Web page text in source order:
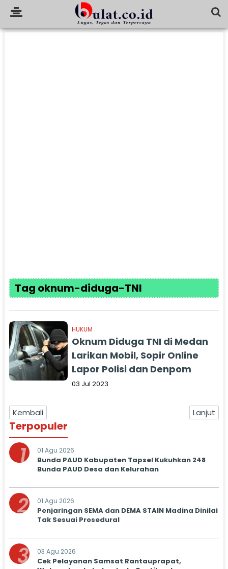
Tag oknum-diduga-TNI
HUKUM
Oknum Diduga TNI di Medan
Larikan Mobil, Sopir Online
Lapor Polisi dan Denpom
03 Jul 2023
Kembali Lanjut
Terpopuler
1 01 Agu 2026
Bunda PAUD Kabupaten Tapsel Kukuhkan 248
Bunda PAUD Desa dan Kelurahan
2 01 Agu 2026
Penjaringan SEMA dan DEMA STAIN Madina Dinilai
Tak Sesuai Prosedural
3 03 Agu 2026
Cek Pelayanan Samsat Rantauprapat,